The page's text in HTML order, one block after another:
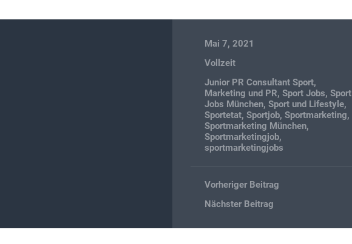
Mai 7, 2021
Vollzeit
Junior PR Consultant Sport,
Marketing und PR,Sport Jobs,Sport
Jobs München,Sport und Lifestyle,
Sportetat,Sportjob,Sportmarketing,
Sportmarketing München,
Sportmarketingjob,
sportmarketingjobs
Vorheriger Beitrag
Nächster Beitrag